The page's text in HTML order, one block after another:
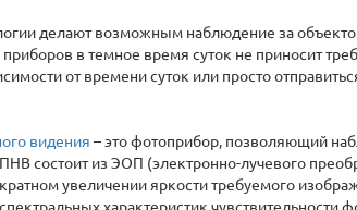
делают возможным наблюдение за объектом
приборов в темное время суток не приносит
от времени суток или просто
видения – это фотоприбор, позволяющий
состоит из ЭОП (электронно-лучевого
увеличении яркости требуемого
характеристик